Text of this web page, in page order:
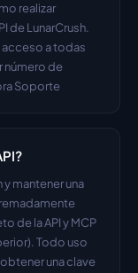
realizar
de LunarCrush.
acceso a todas
número de
Soporte
y mantener una
de la API y MCP
Todo uso
una clave